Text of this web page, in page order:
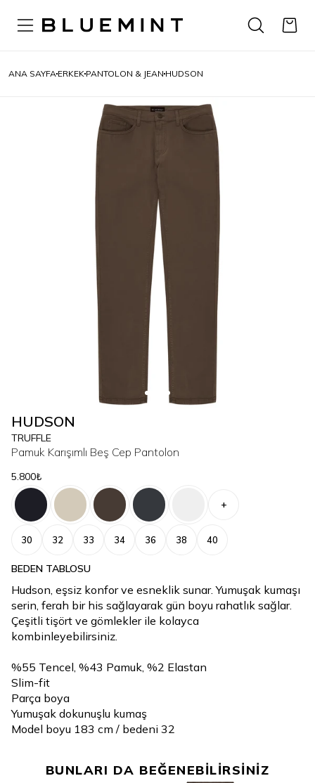
ANA SAYFA ERKEK PANTOLON & JEAN HUDSON
HUDSON
TRUFFLE
Pamuk Karışımlı Beş Cep Pantolon
5.800₺
+
30 32 33 34 36 38 40
BEDEN TABLOSU
Hudson, eşsiz konfor ve esneklik sunar. Yumuşak kumaşı
serin, ferah bir his sağlayarak gün boyu rahatlık sağlar.
Çeşitli tişört ve gömlekler ile kolayca
kombinleyebilirsiniz.
%55 Tencel, %43 Pamuk, %2 Elastan
Slim-fit
Parça boya
Yumuşak dokunuşlu kumaş
Model boyu 183 cm / bedeni 32
BUNLARI DA BEĞENEBİLİRSİNİZ